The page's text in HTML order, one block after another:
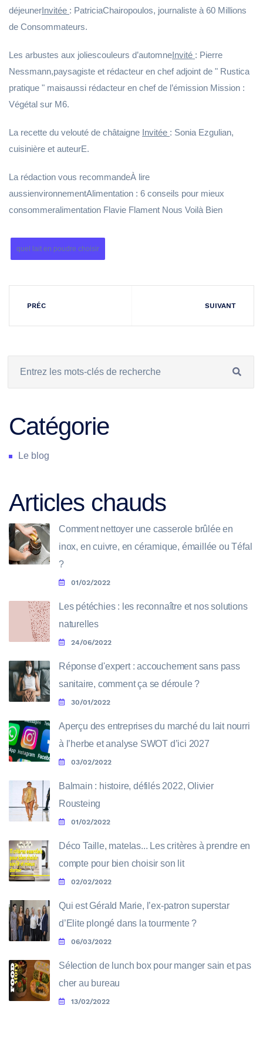
déjeunerInvitée : PatriciaChairopoulos, journaliste à 60 Millions
de Consommateurs.
Les arbustes aux joliescouleurs d’automneInvité : Pierre
Nessmann,paysagiste et rédacteur en chef adjoint de " Rustica
pratique " maisaussi rédacteur en chef de l’émission Mission :
Végétal sur M6.
La recette du velouté de châtaigne Invitée : Sonia Ezgulian,
cuisinière et auteurE.
La rédaction vous recommandeÀ lire
aussienvironnementAlimentation : 6 conseils pour mieux
consommeralimentation Flavie Flament Nous Voilà Bien
quel lait en poudre choisir
PRÉC SUIVANT
Catégorie
Le blog
Articles chauds
Comment nettoyer une casserole brûlée en
inox, en cuivre, en céramique, émaillée ou Téfal
?
01/02/2022
Les pétéchies : les reconnaître et nos solutions
naturelles
24/06/2022
Réponse d'expert : accouchement sans pass
sanitaire, comment ça se déroule ?
30/01/2022
Aperçu des entreprises du marché du lait nourri
à l’herbe et analyse SWOT d’ici 2027
03/02/2022
Balmain : histoire, défilés 2022, Olivier
Rousteing
01/02/2022
Déco Taille, matelas... Les critères à prendre en
compte pour bien choisir son lit
02/02/2022
Qui est Gérald Marie, l’ex-patron superstar
d’Elite plongé dans la tourmente ?
06/03/2022
Sélection de lunch box pour manger sain et pas
cher au bureau
13/02/2022